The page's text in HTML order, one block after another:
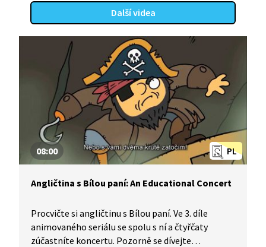
Další videa
PL
08:00
Angličtina s Bílou paní: An Educational Concert
Procvičte si angličtinu s Bílou paní. Ve 3. díle
animovaného seriálu se spolu s ní a čtyřčaty
zúčastníte koncertu. Pozorně se dívejte